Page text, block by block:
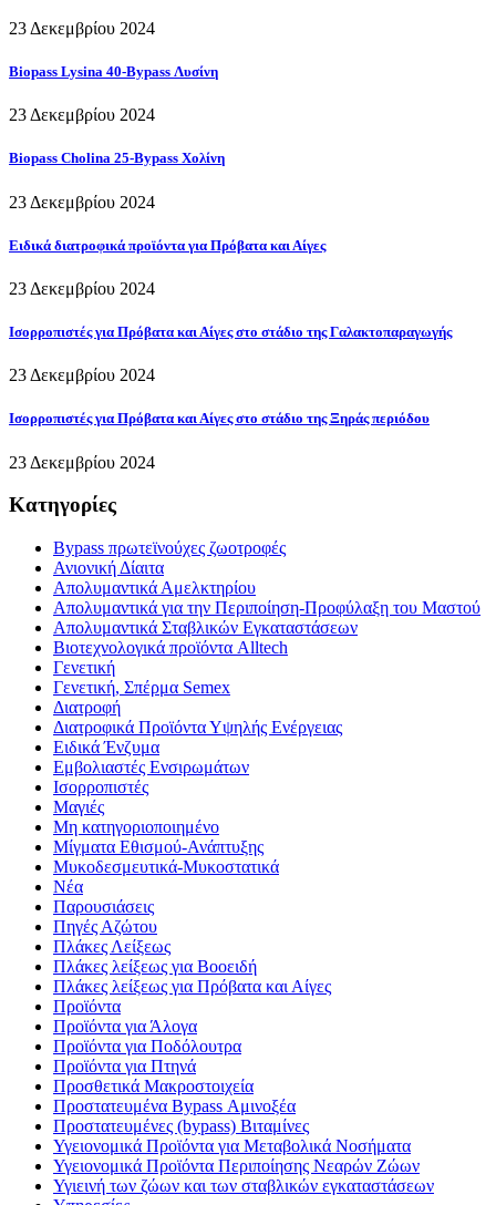
23 Δεκεμβρίου 2024
Biopass Lysina 40-Bypass Λυσίνη
23 Δεκεμβρίου 2024
Biopass Cholina 25-Bypass Χολίνη
23 Δεκεμβρίου 2024
Ειδικά διατροφικά προϊόντα για Πρόβατα και Αίγες
23 Δεκεμβρίου 2024
Ισορροπιστές για Πρόβατα και Αίγες στο στάδιο της Γαλακτοπαραγωγής
23 Δεκεμβρίου 2024
Ισορροπιστές για Πρόβατα και Αίγες στο στάδιο της Ξηράς περιόδου
23 Δεκεμβρίου 2024
Κατηγορίες
Bypass πρωτεϊνούχες ζωοτροφές
Ανιονική Δίαιτα
Απολυμαντικά Αμελκτηρίου
Απολυμαντικά για την Περιποίηση-Προφύλαξη του Μαστού
Απολυμαντικά Σταβλικών Εγκαταστάσεων
Βιοτεχνολογικά προϊόντα Alltech
Γενετική
Γενετική, Σπέρμα Semex
Διατροφή
Διατροφικά Προϊόντα Υψηλής Ενέργειας
Ειδικά Ένζυμα
Εμβολιαστές Ενσιρωμάτων
Ισορροπιστές
Μαγιές
Μη κατηγοριοποιημένο
Μίγματα Εθισμού-Ανάπτυξης
Μυκοδεσμευτικά-Μυκοστατικά
Νέα
Παρουσιάσεις
Πηγές Αζώτου
Πλάκες Λείξεως
Πλάκες λείξεως για Βοοειδή
Πλάκες λείξεως για Πρόβατα και Αίγες
Προϊόντα
Προϊόντα για Άλογα
Προϊόντα για Ποδόλουτρα
Προϊόντα για Πτηνά
Προσθετικά Μακροστοιχεία
Προστατευμένα Bypass Αμινοξέα
Προστατευμένες (bypass) Βιταμίνες
Υγειονομικά Προϊόντα για Μεταβολικά Νοσήματα
Υγειονομικά Προϊόντα Περιποίησης Νεαρών Ζώων
Υγιεινή των ζώων και των σταβλικών εγκαταστάσεων